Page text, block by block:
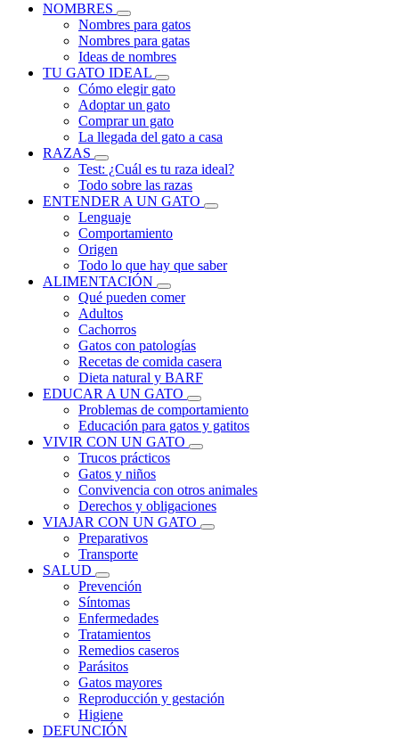
NOMBRES
Nombres para gatos
Nombres para gatas
Ideas de nombres
TU GATO IDEAL
Cómo elegir gato
Adoptar un gato
Comprar un gato
La llegada del gato a casa
RAZAS
Test: ¿Cuál es tu raza ideal?
Todo sobre las razas
ENTENDER A UN GATO
Lenguaje
Comportamiento
Origen
Todo lo que hay que saber
ALIMENTACIÓN
Qué pueden comer
Adultos
Cachorros
Gatos con patologías
Recetas de comida casera
Dieta natural y BARF
EDUCAR A UN GATO
Problemas de comportamiento
Educación para gatos y gatitos
VIVIR CON UN GATO
Trucos prácticos
Gatos y niños
Convivencia con otros animales
Derechos y obligaciones
VIAJAR CON UN GATO
Preparativos
Transporte
SALUD
Prevención
Síntomas
Enfermedades
Tratamientos
Remedios caseros
Parásitos
Gatos mayores
Reproducción y gestación
Higiene
DEFUNCIÓN